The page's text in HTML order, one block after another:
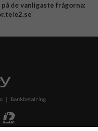
de vanligaste frågorna: